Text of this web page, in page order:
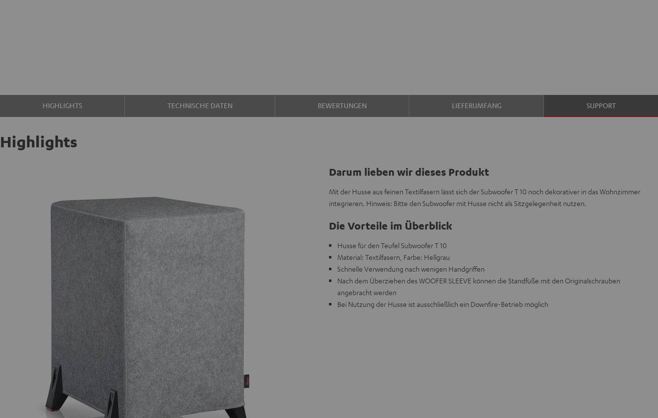
HIGHLIGHTS TECHNISCHE DATEN BEWERTUNGEN LIEFERUMFANG SUPPORT
Highlights
Darum lieben wir dieses Produkt
Mit der Husse aus feinen Textilfasern lässt sich der Subwoofer T 10 noch dekorativer in das Wohnzimmer
integrieren. Hinweis: Bitte den Subwoofer mit Husse nicht als Sitzgelegenheit nutzen.
Die Vorteile im Überblick
Husse für den Teufel Subwoofer T 10
Material: Textilfasern, Farbe: Hellgrau
Schnelle Verwendung nach wenigen Handgriffen
Nach dem Überziehen des WOOFER SLEEVE können die Standfüße mit den Originalschrauben
angebracht werden
Bei Nutzung der Husse ist ausschließlich ein Downfire-Betrieb möglich